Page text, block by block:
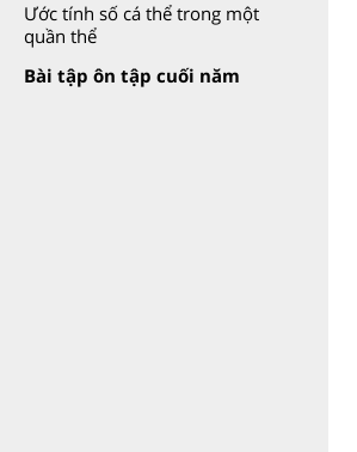
Ước tính số cá thể trong một
quần thể
Bài tập ôn tập cuối năm